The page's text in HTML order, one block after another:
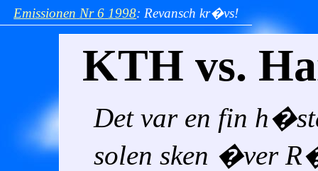
Emissionen Nr 6 1998: Revansch kr�vs!
KTH vs.
Det var en fin
solen sken �ver